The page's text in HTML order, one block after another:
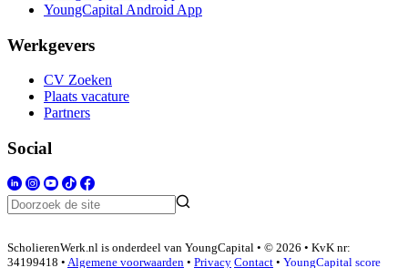
YoungCapital Android App
Werkgevers
CV Zoeken
Plaats vacature
Partners
Social
ScholierenWerk.nl is onderdeel van YoungCapital • © 2026 • KvK nr:
34199418 • Algemene voorwaarden • Privacy Contact • YoungCapital score